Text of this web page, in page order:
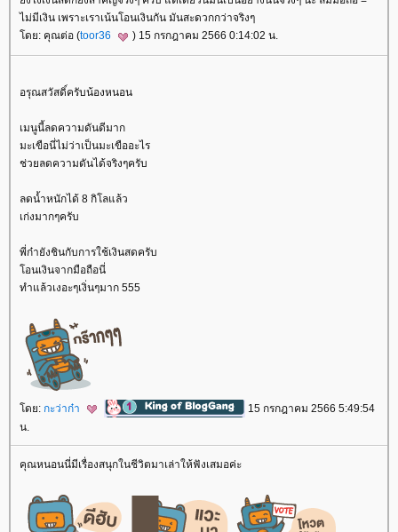
ไม่มีเงิน เพราะเราเน้นโอนเงินกัน มันสะดวกกว่าจริงๆ
ดย: คุณต่อ (toor36 ) 15 กรกฎาคม 2566 0:14:02 น.
อรุณสวัสดิ์ครับน้องหนอน
เมนูนี้ลดความดันดีมาก
มะเขือนี่ไม่ว่าเป็นมะเขืออะไร
ช่วยลดความดันได้จริงๆครับ
ลดน้ำหนักได้ 8 กิโลแล้ว
เก่งมากๆครับ
พี่ก๋ายังชินกับการใช้เงินสดครับ
อนเงินจากมือถือนี่
ทำแล้วเงอะๆเงิ่นๆมาก 555
ดย: กะว่าก๋า
15 กรกฎาคม 2566 5:49:54
น.
คุณหนอนนี่มีเรื่องสนุกในชีวิตมาเล่าให้ฟังเสมอค่ะ